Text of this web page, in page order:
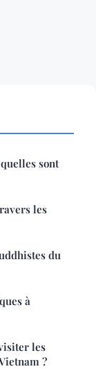
sont
les
du
à
les
?